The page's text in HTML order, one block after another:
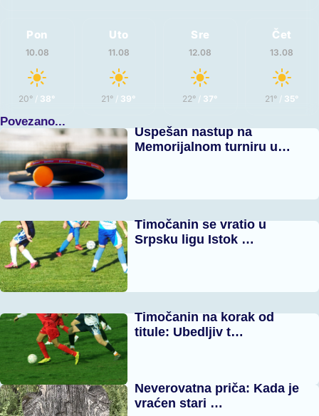
Pon
10.08
20° / 38°
Uto
11.08
21° / 39°
Sre
12.08
22° / 37°
Čet
13.08
21°/ 35°
Povezano...
Uspešan nastup na
Memorijalnom turniru u…
Timočanin se vratio u
Srpsku ligu Istok …
Timočanin na korak od
titule: Ubedljiv t…
Neverovatna priča: Kada je
vraćen stari …